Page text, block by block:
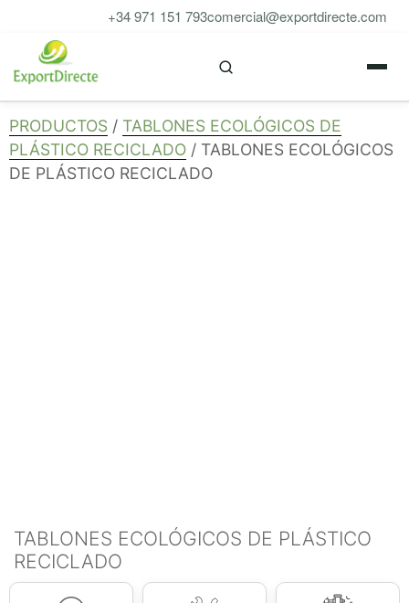
contenido
+34 971 151 793comercial@exportdirecte.com
PRODUCTOS / TABLONES ECOLÓGICOS DE
PLÁSTICO RECICLADO / TABLONES ECOLÓGICOS
DE PLÁSTICO RECICLADO
TABLONES ECOLÓGICOS DE PLÁSTICO
RECICLADO